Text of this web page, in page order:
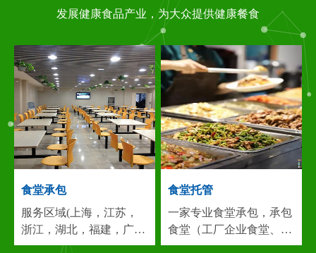
发展健康食品产业，为大众提供健康餐食
食堂承包
服务区域(上海，江苏，
浙江，湖北，福建，广
东，安徽等)专业从事：
食堂托管
一家专业食堂承包，承包
食堂（工厂企业食堂、机
关食堂、大厦食堂、工业